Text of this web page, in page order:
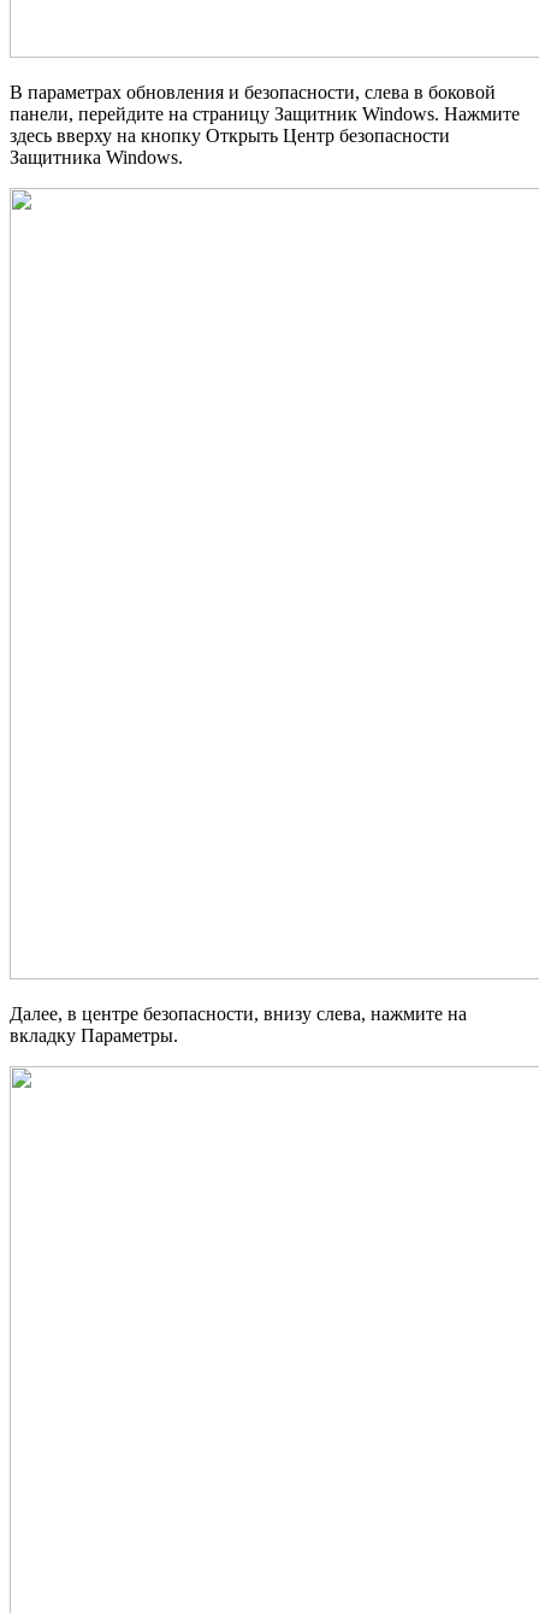
В параметрах обновления и безопасности, слева в боковой
панели, перейдите на страницу Защитник Windows. Нажмите
здесь вверху на кнопку Открыть Центр безопасности
Защитника Windows.
Далее, в центре безопасности, внизу слева, нажмите на
вкладку Параметры.